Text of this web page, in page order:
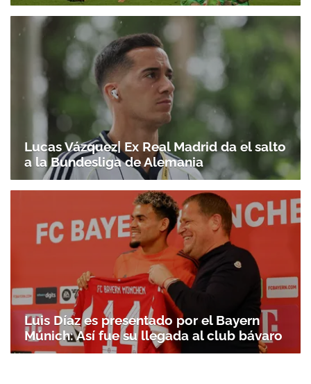
Lucas Vázquez| Ex Real Madrid da el salto
a la Bundesliga de Alemania
Luis Díaz es presentado por el Bayern
Múnich: Así fue su llegada al club bávaro